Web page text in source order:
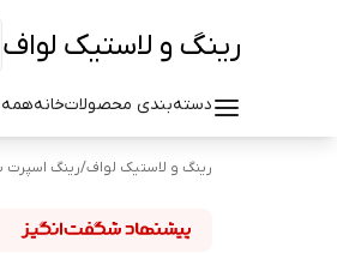
رینگ و لاستیک لواف
دسته‌بندی محصولاتخانه
رینگ و لاستیک لواف/رینگ اسپرت سایز ۶×۱۳ (۱۱۴-۱۰۰×۸)